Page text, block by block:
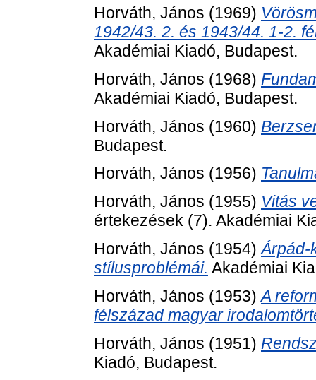
Horváth, János (1969)
1942/43. 2. és 1943/44. 1-2.
Akadémiai Kiadó, Budapest.
Horváth, János (1968)
Akadémiai Kiadó, Budapest.
Horváth, János (1960)
Budapest.
Horváth, János (1956)
Horváth, János (1955) Vitás
értekezések (7). Akadémiai
Horváth, János (1954)Árpád-
stílusproblémái. Akadémiai
Horváth, János (1953)A
félszázad magyar
Horváth, János (1951)
Kiadó, Budapest.